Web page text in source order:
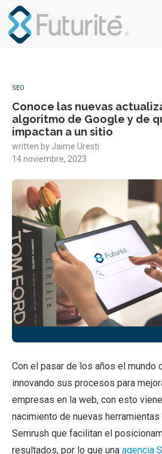
SEO
Conoce las nuevas
algoritmo de Google y de
impactan a un sitio
written by Jaime Uresti
14 noviembre, 2023
Con el pasar de los años el mundo
innovando sus procesos para
empresas en la web, con esto
nacimiento de nuevas
Semrush que facilitan el
resultados, por lo que una agencia